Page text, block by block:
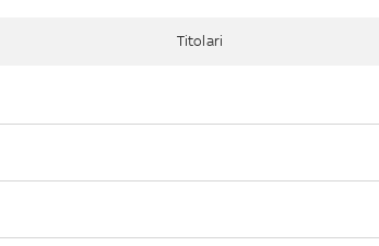
Titolari